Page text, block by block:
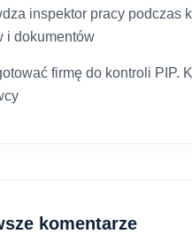
inspektor pracy podczas
i dokumentów
firmę do kontroli PIP.
komentarze